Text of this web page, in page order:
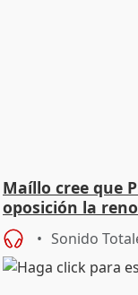
Maíllo cree que
oposición la
Defensor
Sonido